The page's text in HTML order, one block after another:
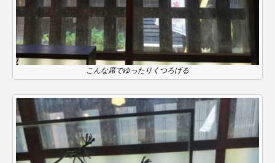
⻑尾謙杜
「THE オリバーな犬、（Gosh!!）このヤロウMOVIE」
『今日の空が一番好き、とまだ言えない僕は』
あいはらひろゆき
あかしあジュニア合唱団「さくらんぼ」
あかしあ台小学校 あじさいコンサート
こんな席でゆったりくつろげる